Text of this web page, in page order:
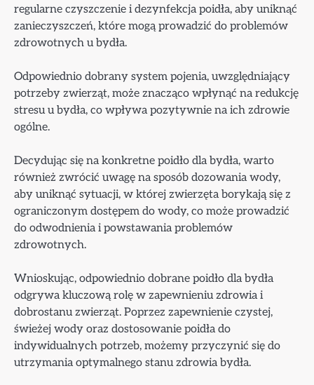
regularne czyszczenie i dezynfekcja poidła, aby uniknąć
zanieczyszczeń, które mogą prowadzić do problemów
zdrowotnych u bydła.
Odpowiednio dobrany system pojenia, uwzględniający
potrzeby zwierząt, może znacząco wpłynąć na redukcję
stresu u bydła, co wpływa pozytywnie na ich zdrowie
ogólne.
Decydując się na konkretne poidło dla bydła, warto
również zwrócić uwagę na sposób dozowania wody,
aby uniknąć sytuacji, w której zwierzęta borykają się z
ograniczonym dostępem do wody, co może prowadzić
do odwodnienia i powstawania problemów
zdrowotnych.
Wnioskując, odpowiednio dobrane poidło dla bydła
odgrywa kluczową rolę w zapewnieniu zdrowia i
dobrostanu zwierząt. Poprzez zapewnienie czystej,
świeżej wody oraz dostosowanie poidła do
indywidualnych potrzeb, możemy przyczynić się do
utrzymania optymalnego stanu zdrowia bydła.